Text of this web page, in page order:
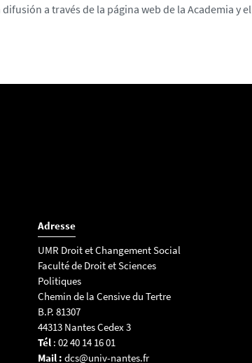
a través de la página web de la Academia y el
Adresse
UMR Droit et Changement Social
Faculté de Droit et Sciences
Politiques
Chemin de la Censive du Tertre
B.P. 81307
44313 Nantes Cedex 3
Tél: 02 40 14 16 01
Mail : dcs@univ-nantes.fr